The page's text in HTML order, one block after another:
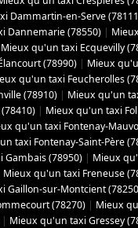
Dammartin-en-Serve
Dannemarie (78550) |
Mieux qu'un taxi Ecquevilly
(78990) | Mieux
qu'un taxi Feucherolles
(78910) | Mieux qu'un
| Mieux qu'un taxi
qu'un taxi Fontenay-
taxi Fontenay-Saint-Père
(78950) | Mieux
Mieux qu'un taxi Freneuse
Gaillon-sur-Montcient
(78270) | Mieux
| Mieux qu'un taxi Gressey